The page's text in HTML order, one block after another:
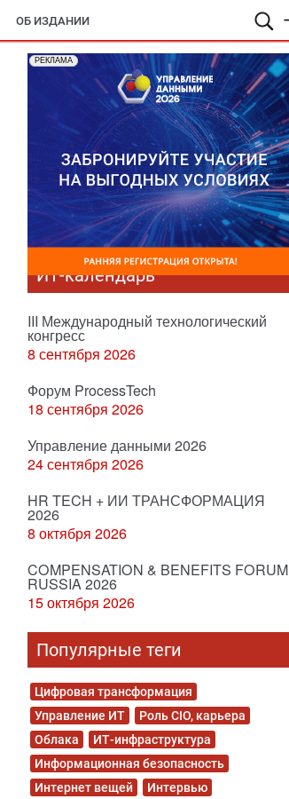
ОБ ИЗДАНИИ
РЕКЛАМА
ИТ-календарь
III Международный технологический
конгресс
8 сентября 2026
Форум ProcessTech
18 сентября 2026
Управление данными 2026
24 сентября 2026
HR TECH + ИИ ТРАНСФОРМАЦИЯ
2026
8 октября 2026
COMPENSATION & BENEFITS FORUM
RUSSIA 2026
15 октября 2026
Популярные теги
Цифровая трансформация
Управление ИТ
Роль CIO, карьера
Облака
ИТ-инфраструктура
Информационная безопасность
Интернет вещей
Интервью